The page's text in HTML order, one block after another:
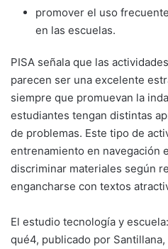
promover el uso
en las escuelas.
PISA señala que las
parecen ser una excelente
siempre que promuevan la
estudiantes tengan distintas
de problemas. Este tipo de
entrenamiento en navegación
discriminar materiales según
engancharse con textos
El estudio tecnología y
qué4, publicado por